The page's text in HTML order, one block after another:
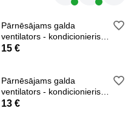
Pārnēsājams galda
ventilators - kondicionieris
USB (4632)
15 €
Pārnēsājams galda
ventilators - kondicionieris
USB 3708
13 €